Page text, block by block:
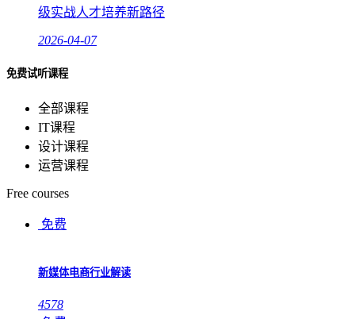
级实战人才培养新路径
2026-04-07
免费试听课程
全部课程
IT课程
设计课程
运营课程
Free courses
免费
新媒体电商行业解读
4578